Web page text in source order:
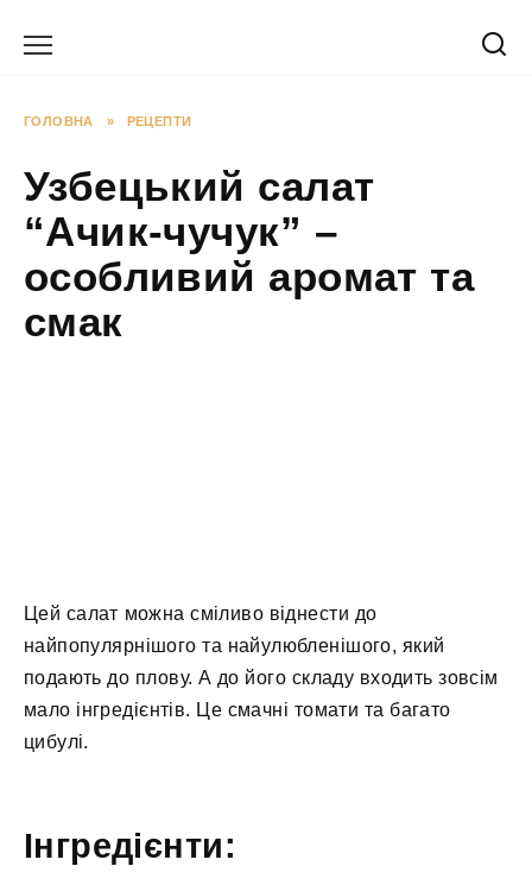
ГОЛОВНА » РЕЦЕПТИ
Узбецький салат
“Ачик-чучук” –
особливий аромат та
смак
Цей салат можна сміливо віднести до
найпопулярнішого та найулюбленішого, який
подають до плову. А до його складу входить зовсім
мало інгредієнтів. Це смачні томати та багато
цибулі.
Інгредієнти: